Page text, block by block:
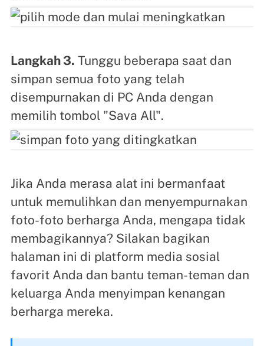
Langkah 3. Tunggu beberapa saat dan
simpan semua foto yang telah
disempurnakan di PC Anda dengan
memilih tombol "Sava All".
Jika Anda merasa alat ini bermanfaat
untuk memulihkan dan menyempurnakan
foto-foto berharga Anda, mengapa tidak
membagikannya? Silakan bagikan
halaman ini di platform media sosial
favorit Anda dan bantu teman-teman dan
keluarga Anda menyimpan kenangan
berharga mereka.